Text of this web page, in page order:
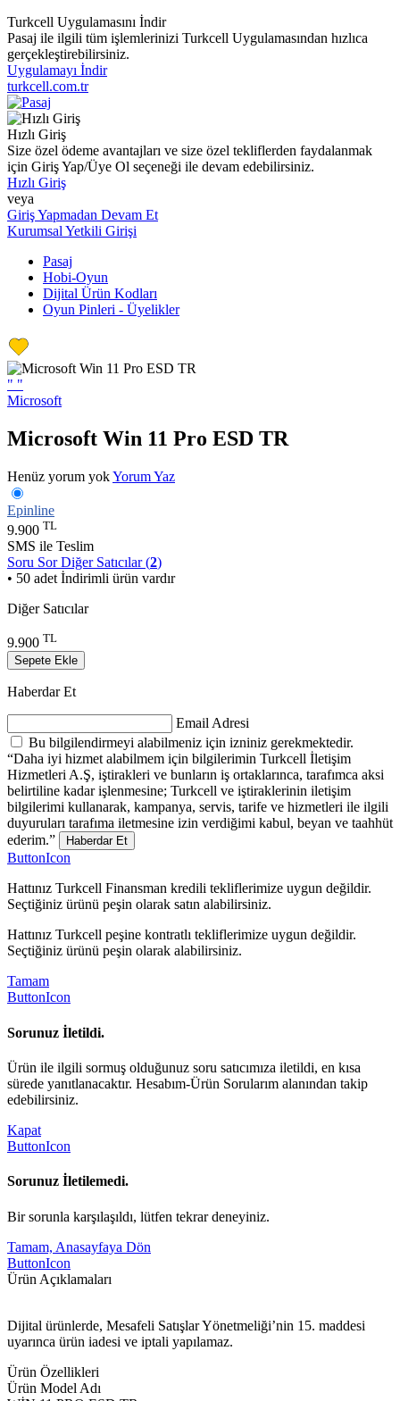
Turkcell Uygulamasını İndir
Pasaj ile ilgili tüm işlemlerinizi Turkcell Uygulamasından hızlıca
gerçekleştirebilirsiniz.
Uygulamayı İndir
turkcell.com.tr
Hızlı Giriş
Size özel ödeme avantajları ve size özel tekliflerden faydalanmak
için Giriş Yap/Üye Ol seçeneği ile devam edebilirsiniz.
Hızlı Giriş
veya
Giriş Yapmadan Devam Et
Kurumsal Yetkili Girişi
Pasaj
Hobi-Oyun
Dijital Ürün Kodları
Oyun Pinleri - Üyelikler
" "
Microsoft
Microsoft Win 11 Pro ESD TR
Henüz yorum yokYorum Yaz
Epinline
9.900 TL
SMS ile Teslim
Soru SorDiğer Satıcılar (2)
• 50 adet İndirimli ürün vardır
Diğer Satıcılar
9.900 TL
Sepete Ekle
Haberdar Et
Email Adresi
Bu bilgilendirmeyi alabilmeniz için izniniz gerekmektedir.
“Daha iyi hizmet alabilmem için bilgilerimin Turkcell İletişim
Hizmetleri A.Ş, iştirakleri ve bunların iş ortaklarınca, tarafımca aksi
belirtiline kadar işlenmesine; Turkcell ve iştiraklerinin iletişim
bilgilerimi kullanarak, kampanya, servis, tarife ve hizmetleri ile ilgili
duyuruları tarafıma iletmesine izin verdiğimi kabul, beyan ve taahhüt
ederim.”
Haberdar Et
ButtonIcon
Hattınız Turkcell Finansman kredili tekliflerimize uygun değildir.
Seçtiğiniz ürünü peşin olarak satın alabilirsiniz.
Hattınız Turkcell peşine kontratlı tekliflerimize uygun değildir.
Seçtiğiniz ürünü peşin olarak alabilirsiniz.
Tamam
ButtonIcon
Sorunuz İletildi.
Ürün ile ilgili sormuş olduğunuz soru satıcımıza iletildi, en kısa
sürede yanıtlanacaktır. Hesabım-Ürün Sorularım alanından takip
edebilirsiniz.
Kapat
ButtonIcon
Sorunuz İletilemedi.
Bir sorunla karşılaşıldı, lütfen tekrar deneyiniz.
Tamam, Anasayfaya Dön
ButtonIcon
Ürün Açıklamaları
Dijital ürünlerde, Mesafeli Satışlar Yönetmeliği’nin 15. maddesi
uyarınca ürün iadesi ve iptali yapılamaz.
Ürün Özellikleri
Ürün Model Adı